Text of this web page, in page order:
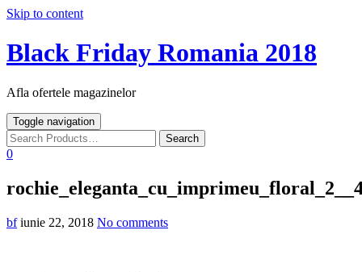
Skip to content
Black Friday Romania 2018
Afla ofertele magazinelor
Toggle navigation
0
bf iunie 22, 2018 No comments